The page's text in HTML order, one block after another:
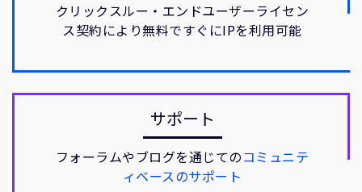
クリックスルー・エンドユーザーライセン
ス契約により無料ですぐにIPを利用可能
サポート
フォーラムやブログを通じてのコミュニテ
ィベースのサポート